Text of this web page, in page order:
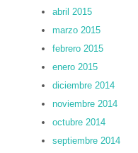
abril 2015
marzo 2015
febrero 2015
enero 2015
diciembre 2014
noviembre 2014
octubre 2014
septiembre 2014